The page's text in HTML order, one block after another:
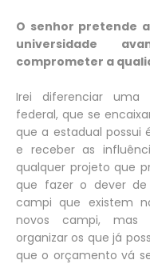
O senhor pretende
universidade
comprometer a
Irei diferenciar uma
federal, que se
que a estadual possui
e receber as
qualquer projeto que
que fazer o dever
campi que existem
novos campi, mas
organizar os que já
que o orçamento vá